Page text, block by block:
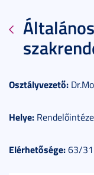
Osztályvezető:
Helye:
Elérhetősége:63/